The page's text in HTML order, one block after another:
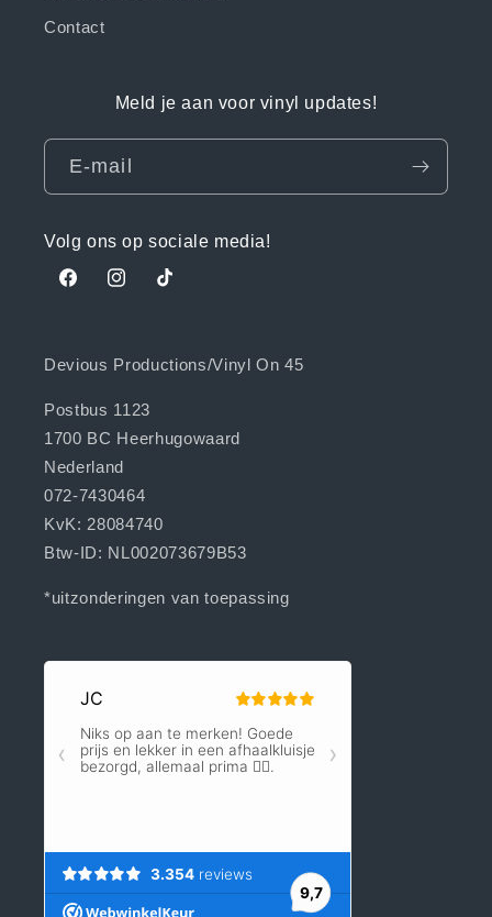
Contact
Meld je aan voor vinyl updates!
E‑mail
Volg ons op sociale media!
FacebookInstagramTikTok
Devious Productions/Vinyl On 45
Postbus 1123
1700 BC Heerhugowaard
Nederland
072-7430464
KvK: 28084740
Btw-ID: NL002073679B53
*uitzonderingen van toepassing